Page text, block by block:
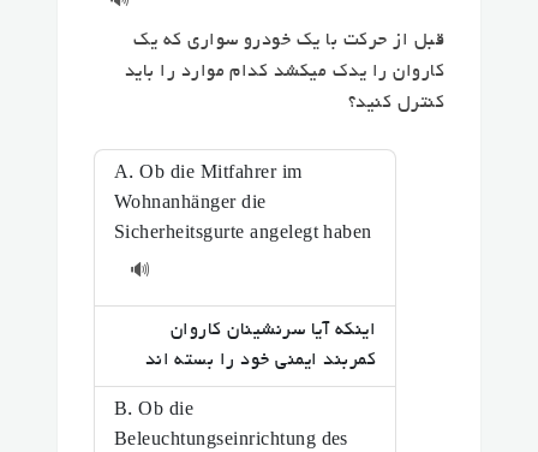
قبل از حرکت با یک خودرو سواری که یک
کاروان را یدک میکشد کدام موارد را باید
کنترل کنید؟
A. Ob die Mitfahrer im
Wohnanhänger die
Sicherheitsgurte angelegt haben
🔊
اینکه آیا سرنشینان کاروان
کمربند ایمنی خود را بسته اند
B. Ob die
Beleuchtungseinrichtung des